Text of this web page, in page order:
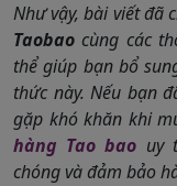
Như vậy, bài viết đã
Taobao cùng các
thể giúp bạn bổ
thức này. Nếu bạn
gặp khó khăn khi
hàng Tao bao uy
chóng và đảm bảo